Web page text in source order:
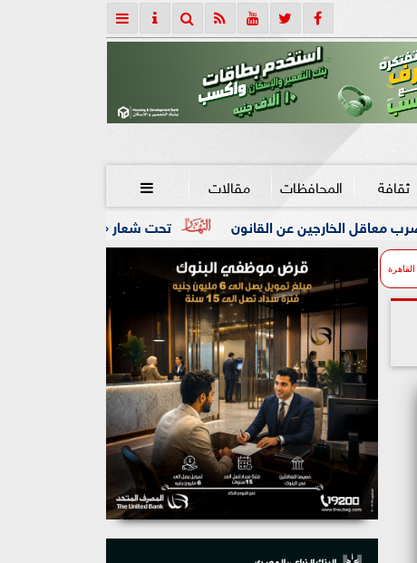
ثقافة المحافظات مقالات 
تحت شعار «خدمة بيوت الله شرف».. محافظ القانون